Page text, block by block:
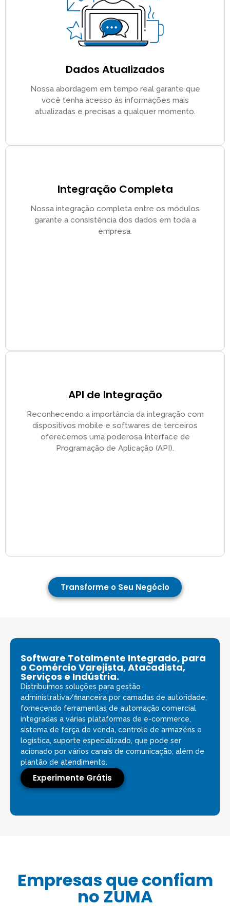
Dados Atualizados
Nossa abordagem em tempo real garante que
você tenha acesso às informações mais
atualizadas e precisas a qualquer momento.
Integração Completa
Nossa integração completa entre os módulos
garante a consistência dos dados em toda a
empresa.
API de Integração
Reconhecendo a importância da integração com
dispositivos mobile e softwares de terceiros
oferecemos uma poderosa Interface de
Programação de Aplicação (API).
Transforme o Seu Negócio
Software Totalmente Integrado, para
o Comércio Varejista, Atacadista,
Serviços e Indústria.
Distribuímos soluções para gestão
administrativa/financeira por camadas de autoridade,
fornecendo ferramentas de automação comercial
integradas a várias plataformas de e-commerce,
sistema de força de venda, controle de armazéns e
logística, suporte especializado, que pode ser
acionado por vários canais de comunicação, além de
plantão de atendimento.
Experimente Grátis
Empresas que confiam
no ZUMA